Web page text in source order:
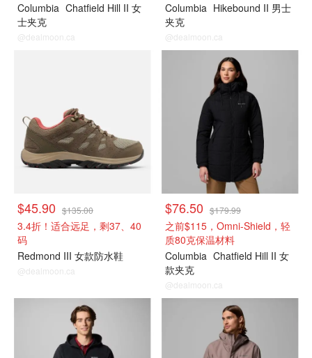
Columbia Chatfield Hill II 女
士夹克
@dealmoon.ca
Columbia Hikebound II 男士
夹克
@dealmoon.ca
$45.90 $135.00
3.4折！适合远足，剩37、40
码
Redmond III 女款防水鞋
@dealmoon.ca
$76.50 $179.99
之前$115，Omni-Shield，轻
质80克保温材料
Columbia Chatfield Hill II 女
款夹克
@dealmoon.ca